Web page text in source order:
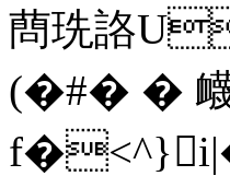
蔄珗詻
(�#� �